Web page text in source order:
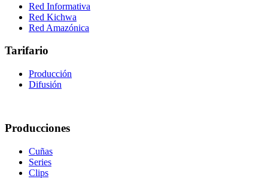
Red Informativa
Red Kichwa
Red Amazónica
Tarifario
Producción
Difusión
Producciones
Cuñas
Series
Clips